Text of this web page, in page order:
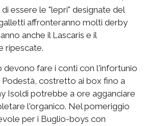
essere le "lepri" designate del
affronteranno molti derby
anche il Lascaris e il
ripescate.
devono fare i conti con l'infortunio
costretto ai box fino a
Isoldi potrebbe a ore agganciare
l'organico. Nel pomeriggio
per i Buglio-boys con